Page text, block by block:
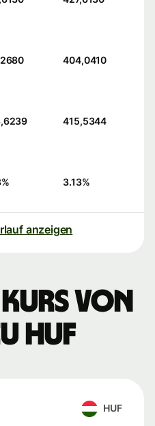
404,0410
415,5344
% 3.13%
anzeigen
von
HUF
HUF